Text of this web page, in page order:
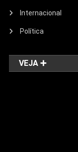
Internacional
Política
VEJA ➕